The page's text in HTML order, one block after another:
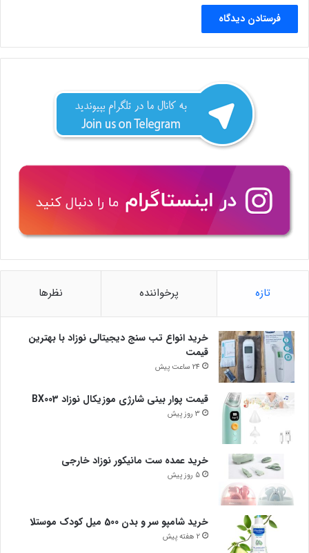
تازه پرخواننده نظرها
خرید انواع تب سنج دیجیتالی نوزاد با بهترین
قیمت
24 ساعت پیش
قیمت پوار بینی شارژی موزیکال نوزاد BX003
3 روز پیش
خرید عمده ست مانیکور نوزاد خارجی
5 روز پیش
خرید شامپو سر و بدن 500 میل کودک موستلا
2 هفته پیش